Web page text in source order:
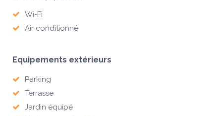
Wi-Fi
Air conditionné
Equipements extérieurs
Parking
Terrasse
Jardin équipé